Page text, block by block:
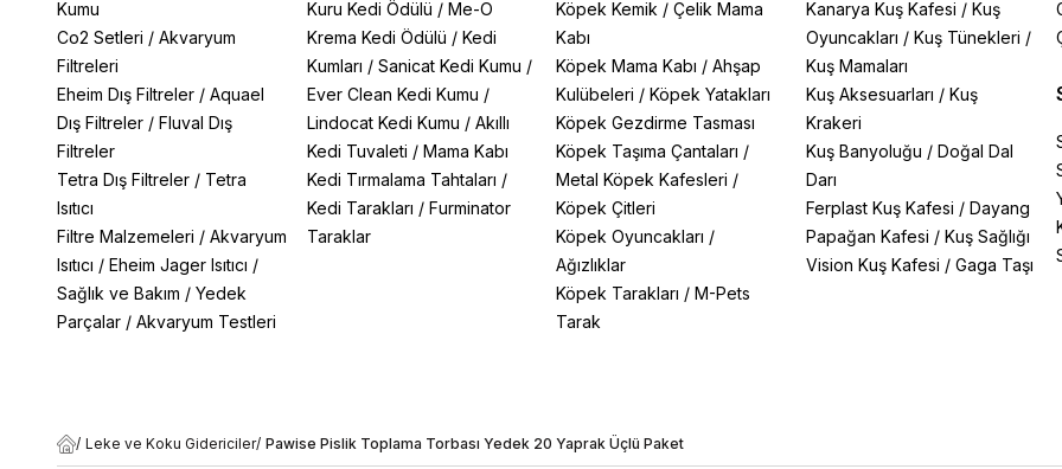
Kumu
Co2 Setleri / Akvaryum
Filtreleri
Eheim Dış Filtreler / Aquael
Dış Filtreler / Fluval Dış
Filtreler
Tetra Dış Filtreler / Tetra
Isıtıcı
Filtre Malzemeleri / Akvaryum
Isıtıcı / Eheim Jager Isıtıcı /
Sağlık ve Bakım / Yedek
Parçalar / Akvaryum Testleri
Kuru Kedi Ödülü / Me-O
Krema Kedi Ödülü / Kedi
Kumları / Sanicat Kedi Kumu /
Ever Clean Kedi Kumu /
Lindocat Kedi Kumu / Akıllı
Kedi Tuvaleti / Mama Kabı
Kedi Tırmalama Tahtaları /
Kedi Tarakları / Furminator
Taraklar
Köpek Kemik /Çelik Mama
Kabı
Köpek Mama Kabı /Ahşap
Kulübeleri /Köpek Yatakları
Köpek Gezdirme Tasması
Köpek Taşıma Çantaları /
Metal Köpek Kafesleri /
Köpek Çitleri
Köpek Oyuncakları /
Ağızlıklar
Köpek Tarakları /M-Pets
Tarak
Kanarya Kuş Kafesi / Kuş
Oyuncakları / Kuş Tünekleri /
Kuş Mamaları
Kuş Aksesuarları / Kuş
Krakeri
Kuş Banyoluğu / Doğal Dal
Darı
Ferplast Kuş Kafesi / Dayang
Papağan Kafesi / Kuş Sağlığı
Vision Kuş Kafesi / Gaga Taşı
/ Leke ve Koku Gidericiler/ Pawise Pislik Toplama Torbası Yedek 20 Yaprak Üçlü Paket